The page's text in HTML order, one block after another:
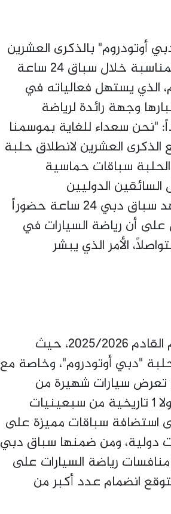
أوتودروم" بالذكرى العشرين
لتأسيسها، حيث كان الاحتفال بهذه المناسبة خلال سباق 24 ساعة
الذي يستهل فعالياته في
وجهة رائدة لرياضة
"نحن سعداء للغاية بموسمنا
الذكرى العشرين لانطلاق حلبة
سباقات حماسية
الدوليين
والإقليميين. أما خارج الحلبة، فقد شهد سباق دبي 24 ساعة حضوراً
يدل على أن رياضة السيارات في
الأمر الذي يبشر
وأضاف: "يجري التخطيط حالياً للموسم القادم 2025/2026، حيث
"دبي أوتودروم"، وخاصة مع
تعرض سيارات شهيرة من
ستينيات القرن الماضي وسيارات فورمولا 1 تاريخية من سبعينيات
استضافة سباقات مميزة على
دولية، ومن ضمنها سباق دبي
رياضة السيارات على
انضمام عدد أكبر من